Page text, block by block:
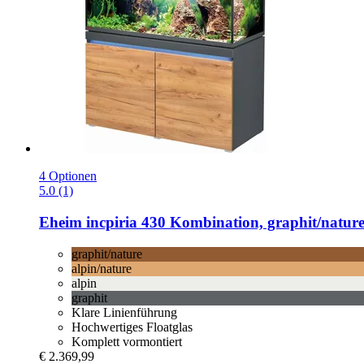
4 Optionen
5.0 (1)
Eheim incpiria 430 Kombination, graphit/nature
graphit/nature
alpin/nature
alpin
graphit
Klare Linienführung
Hochwertiges Floatglas
Komplett vormontiert
€ 2.369,99